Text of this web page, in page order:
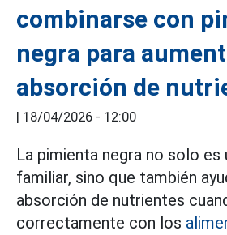
combinarse con
negra para
absorción de
| 18/04/2026 - 12:00
La pimienta negra no solo es
familiar, sino que también
absorción de nutrientes
correctamente con los